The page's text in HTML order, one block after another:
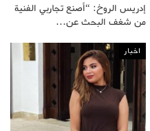
إدريس الروخ: “أصنع تجاربي الفنية
من شغف البحث عن…
اخبار